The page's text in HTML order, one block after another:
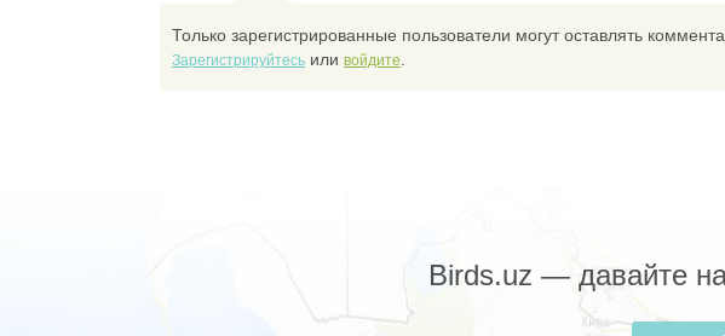
Только зарегистрированные пользователи могут оставлять
Зарегистрируйтесь или войдите
Birds.uz — давайте